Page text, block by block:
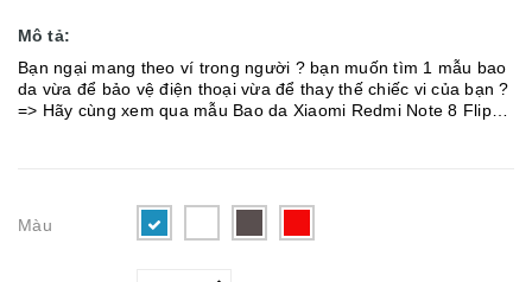
Mô tả:
Bạn ngại mang theo ví trong người ? bạn muốn tìm 1 mẫu bao
da vừa để bảo vệ điện thoại vừa để thay thế chiếc vi của bạn ?
=> Hãy cùng xem qua mẫu Bao da Xiaomi Redmi Note 8 Flip
Màu